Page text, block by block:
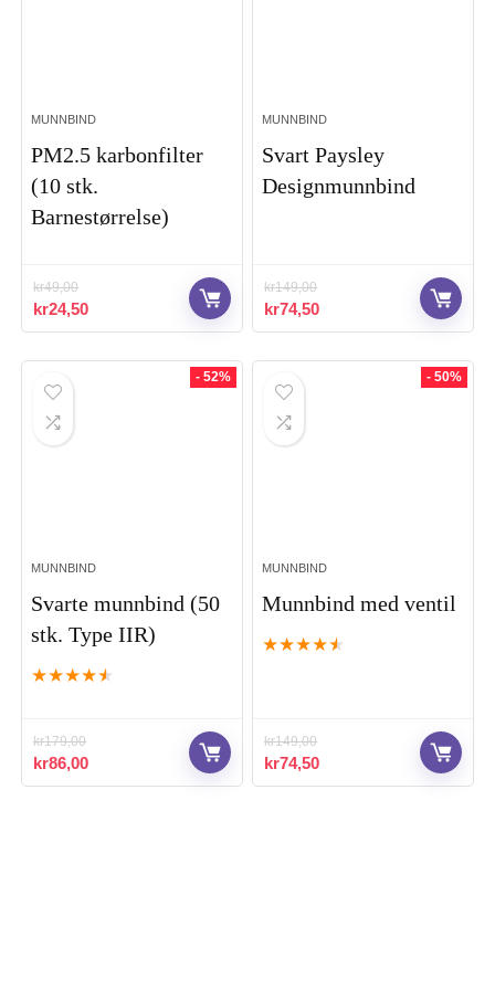
MUNNBIND
PM2.5 karbonfilter
(10 stk.
Barnestørrelse)
kr49,00
Opprinnelig
pris
kr24,50Nåværende
pris
MUNNBIND
Svart Paysley
Designmunnbind
kr149,00
Opprinnelig
pris
kr74,50Nåværende
pris
- 52%
MUNNBIND
Svarte munnbind (50
stk. Type IIR)
★★★★★
kr179,00
Opprinnelig
pris
kr86,00Nåværende
pris
- 50%
MUNNBIND
Munnbind med ventil
★★★★★
kr149,00
Opprinnelig
pris
kr74,50Nåværende
pris